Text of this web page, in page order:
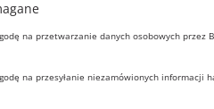
na przetwarzanie danych osobowych przez
na przesyłanie niezamówionych informacji